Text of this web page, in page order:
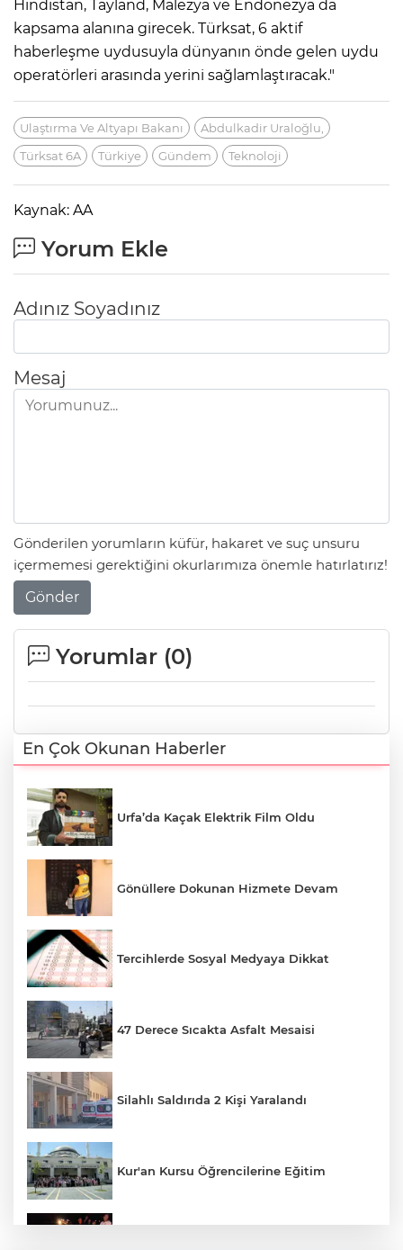
Hindistan, Tayland, Malezya ve Endonezya da
kapsama alanına girecek. Türksat, 6 aktif
haberleşme uydusuyla dünyanın önde gelen uydu
operatörleri arasında yerini sağlamlaştıracak."
Ulaştırma Ve Altyapı Bakanı
Abdulkadir Uraloğlu,
Türksat 6A
Türkiye Gündem Teknoloji
Kaynak: AA
Yorum Ekle
Adınız Soyadınız
Mesaj
Gönderilen yorumların küfür, hakaret ve suç unsuru
içermemesi gerektiğini okurlarımıza önemle hatırlatırız!
Gönder
Yorumlar (0)
En Çok Okunan Haberler
Urfa’da Kaçak Elektrik Film Oldu
Gönüllere Dokunan Hizmete Devam
Tercihlerde Sosyal Medyaya Dikkat
47 Derece Sıcakta Asfalt Mesaisi
Silahlı Saldırıda 2 Kişi Yaralandı
Kur'an Kursu Öğrencilerine Eğitim